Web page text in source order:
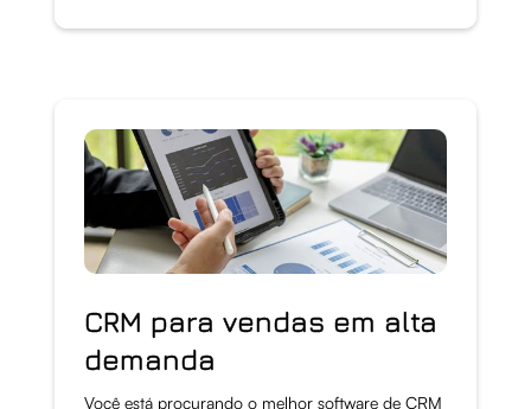
CRM para vendas em alta
demanda
Você está procurando o melhor software de CRM